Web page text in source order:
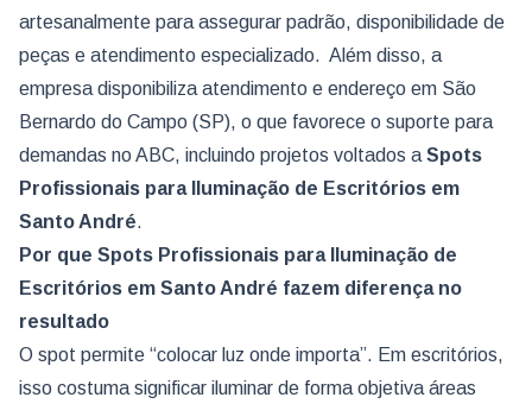
artesanalmente para assegurar padrão, disponibilidade de
peças e atendimento especializado. Além disso, a
empresa disponibiliza atendimento e endereço em São
Bernardo do Campo (SP), o que favorece o suporte para
demandas no ABC, incluindo projetos voltados a Spots
Profissionais para Iluminação de Escritórios em
Santo André.
Por que Spots Profissionais para Iluminação de
Escritórios em Santo André fazem diferença no
resultado
O spot permite “colocar luz onde importa”. Em escritórios,
isso costuma significar iluminar de forma objetiva áreas